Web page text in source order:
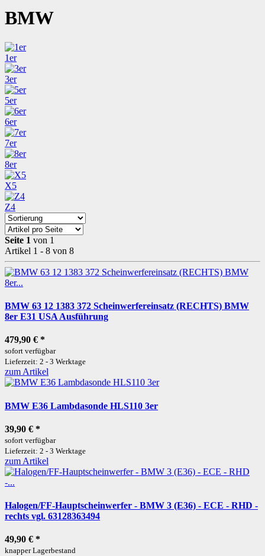
BMW
1er
3er
5er
6er
7er
8er
X5
Z4
Seite 1 von 1
Artikel 1 - 8 von 8
BMW 63 12 1383 372 Scheinwerfereinsatz (RECHTS) BMW
8er E31 USA Ausführung
479,90 € *
sofort verfügbar
Lieferzeit: 2 - 3 Werktage
zum Artikel
BMW E36 Lambdasonde HLS110 3er
39,90 € *
sofort verfügbar
Lieferzeit: 2 - 3 Werktage
zum Artikel
Halogen/FF-Hauptscheinwerfer - BMW 3 (E36) - ECE - RHD -
rechts vgl. 63128363494
49,90 € *
knapper Lagerbestand